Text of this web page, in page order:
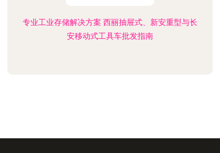
专业工业存储解决方案 西丽抽屉式、新安重型与长
安移动式工具车批发指南